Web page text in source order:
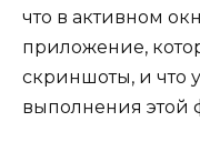
что в активном
приложение,
скриншоты, и что
выполнения этой